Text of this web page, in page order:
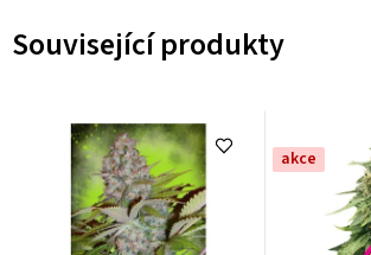
Související produkty
akce